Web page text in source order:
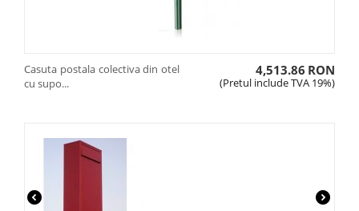
Casuta postala colectiva din otel
cu supo...
4,513.86 RON
(Pretul include TVA 19%)